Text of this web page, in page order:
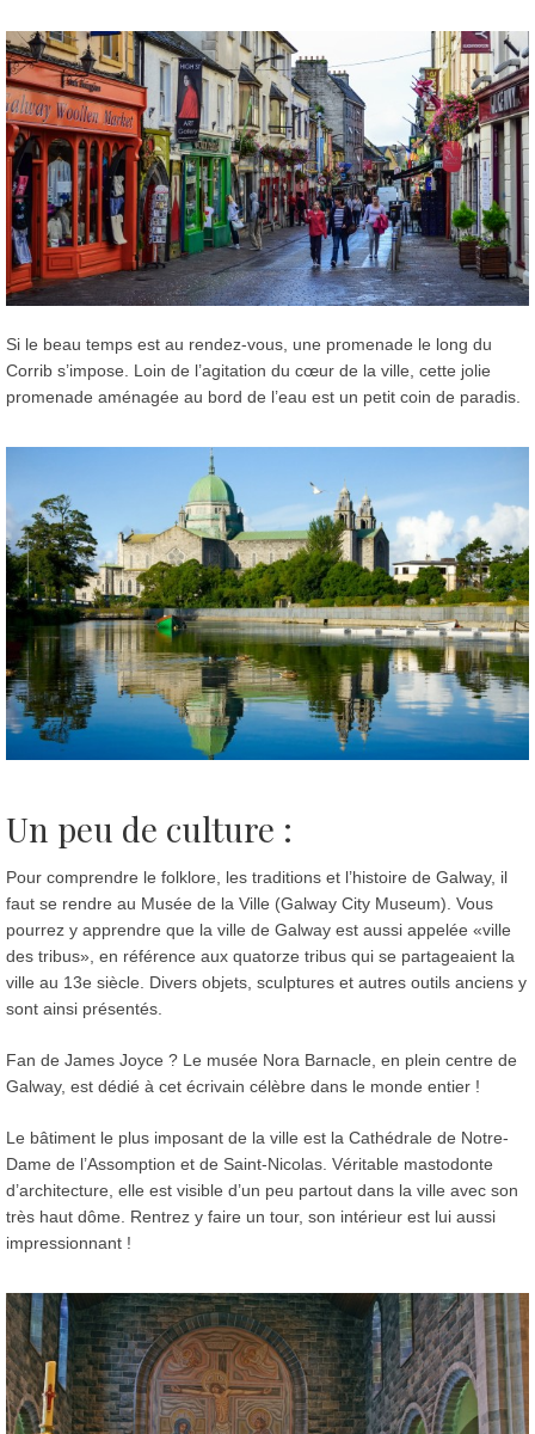
Si le beau temps est au rendez-vous, une promenade le long du
Corrib s’impose. Loin de l’agitation du cœur de la ville, cette jolie
promenade aménagée au bord de l’eau est un petit coin de paradis.
Un peu de culture :
Pour comprendre le folklore, les traditions et l’histoire de Galway, il
faut se rendre au Musée de la Ville (Galway City Museum). Vous
pourrez y apprendre que la ville de Galway est aussi appelée «ville
des tribus», en référence aux quatorze tribus qui se partageaient la
ville au 13e siècle. Divers objets, sculptures et autres outils anciens y
sont ainsi présentés.
Fan de James Joyce ? Le musée Nora Barnacle, en plein centre de
Galway, est dédié à cet écrivain célèbre dans le monde entier !
Le bâtiment le plus imposant de la ville est la Cathédrale de Notre-
Dame de l’Assomption et de Saint-Nicolas. Véritable mastodonte
d’architecture, elle est visible d’un peu partout dans la ville avec son
très haut dôme. Rentrez y faire un tour, son intérieur est lui aussi
impressionnant !